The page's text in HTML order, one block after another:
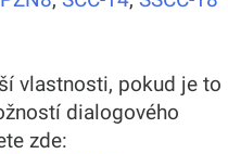
vlastnosti, pokud je to
dialogového
zde: